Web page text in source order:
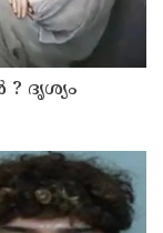
ദൃശ്യം